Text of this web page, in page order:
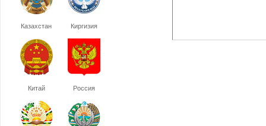
Казахстан Киргизия
Китай Россия